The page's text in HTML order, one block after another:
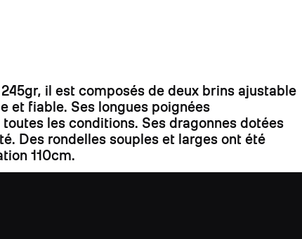
il est composés de deux brins ajustable
et fiable. Ses longues poignées
les conditions. Ses dragonnes dotées
Des rondelles souples et larges ont été
110cm.